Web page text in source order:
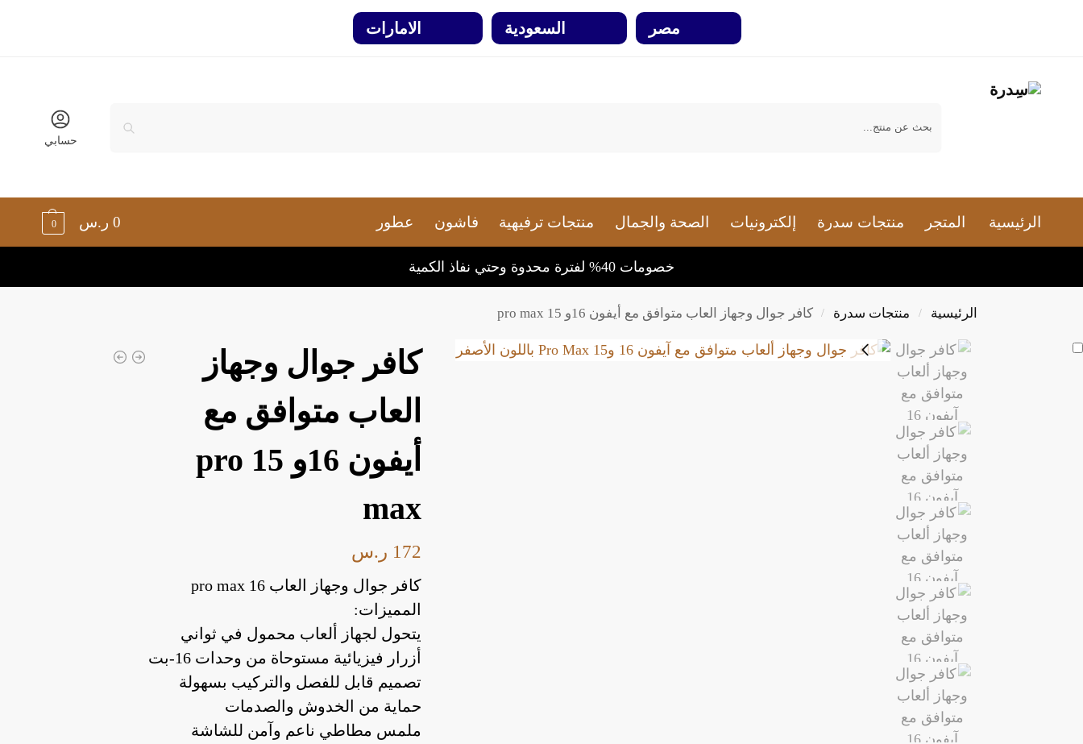
مصر السعودية الامارات
حسابي
الرئيسية المتجر منتجات سدرة إلكترونيات الصحة والجمال منتجات ترفيهية فاشون عطور 0 ر.س 0
خصومات 40% لفترة محدوة وحتي نفاذ الكمية
الرئيسية / منتجات سدرة / كافر جوال وجهاز العاب متوافق مع أيفون 16و 15 pro max
كافر جوال وجهاز
العاب متوافق مع
أيفون 16و 15 pro
max
172 ر.س
كافر جوال وجهاز العاب 16 pro max
المميزات:
يتحول لجهاز ألعاب محمول في ثواني
أزرار فيزيائية مستوحاة من وحدات 16-بت
تصميم قابل للفصل والتركيب بسهولة
حماية من الخدوش والصدمات
ملمس مطاطي ناعم وآمن للشاشة